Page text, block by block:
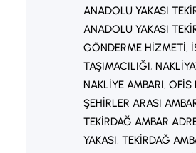
ANADOLU YAKASI
ANADOLU YAKASI
GÖNDERME HIZMETI,
TAŞIMACILIĞI,
NAKLIYE AMBARI, OFIS
ŞEHIRLER ARASI
TEKIRDAĞ AMBAR
YAKASI, TEKIRDAĞ